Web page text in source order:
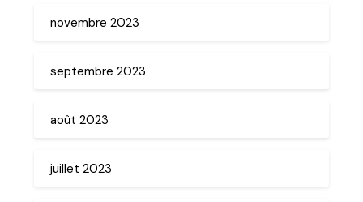
novembre 2023
septembre 2023
août 2023
juillet 2023